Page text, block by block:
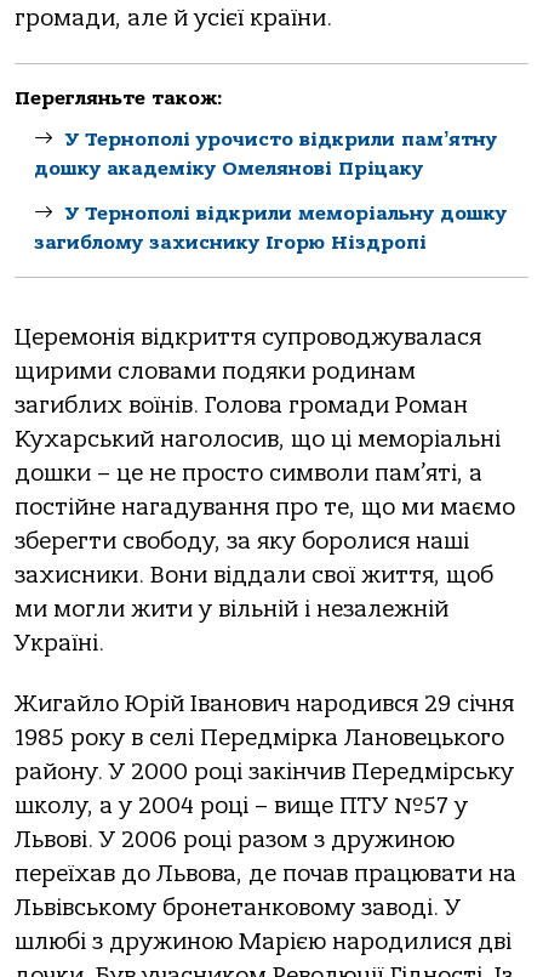
громади, але й усієї країни.
Перегляньте також:
У Тернополі урочисто відкрили памʼятну
дошку академіку Омелянові Пріцаку
У Тернополі відкрили меморіальну дошку
загиблому захиснику Ігорю Ніздропі
Церемонія відкриття супроводжувалася
щирими словами подяки родинам
загиблих воїнів. Голова громади Роман
Кухарський наголосив, що ці меморіальні
дошки – це не просто символи пам’яті, а
постійне нагадування про те, що ми маємо
зберегти свободу, за яку боролися наші
захисники. Вони віддали свої життя, щоб
ми могли жити у вільній і незалежній
Україні.
Жигайло Юрій Іванович народився 29 січня
1985 року в селі Передмірка Лановецького
району. У 2000 році закінчив Передмірську
школу, а у 2004 році – вище ПТУ №57 у
Львові. У 2006 році разом з дружиною
переїхав до Львова, де почав працювати на
Львівському бронетанковому заводі. У
шлюбі з дружиною Марією народилися дві